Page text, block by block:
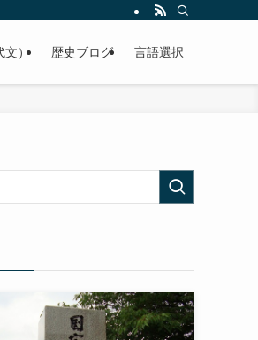
文） 歴史ブログ 言語選択